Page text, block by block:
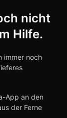
nicht
Hilfe.
immer noch
App an den
der Ferne